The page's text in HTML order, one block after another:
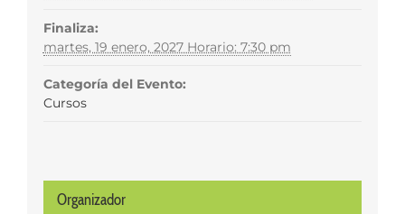
Finaliza:
martes, 19 enero, 2027 Horario: 7:30 pm
Categoría del Evento:
Cursos
Organizador